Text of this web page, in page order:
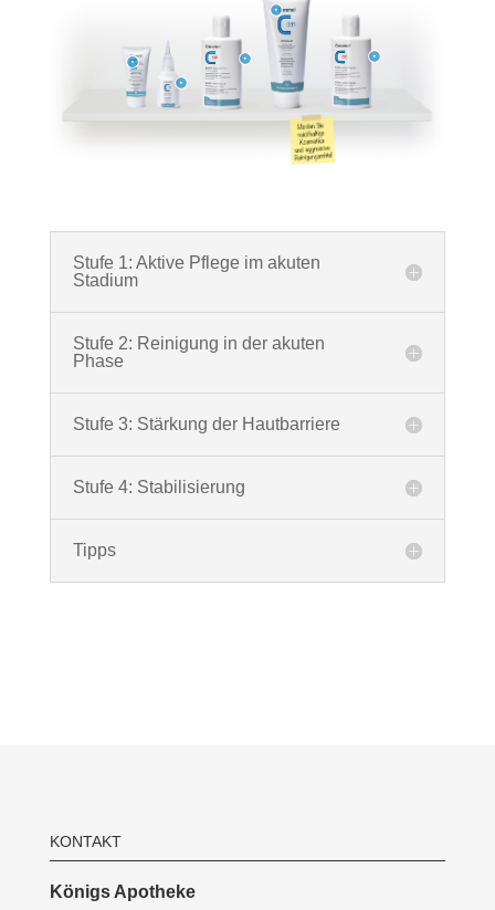
Stufe 1: Aktive Pflege im akuten
Stadium
Stufe 2: Reinigung in der akuten
Phase
Stufe 3: Stärkung der Hautbarriere
Stufe 4: Stabilisierung
Tipps
KONTAKT
Königs Apotheke